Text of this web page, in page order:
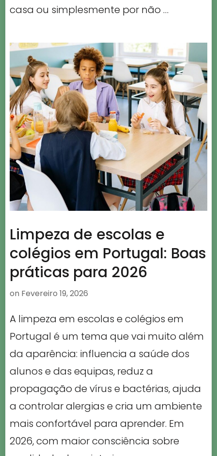
casa ou simplesmente por não …
Limpeza de escolas e
colégios em Portugal: Boas
práticas para 2026
on Fevereiro 19, 2026
A limpeza em escolas e colégios em
Portugal é um tema que vai muito além
da aparência: influencia a saúde dos
alunos e das equipas, reduz a
propagação de vírus e bactérias, ajuda
a controlar alergias e cria um ambiente
mais confortável para aprender. Em
2026, com maior consciência sobre